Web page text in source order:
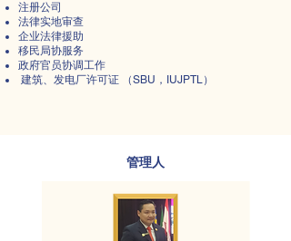
注册公司
法律实地审查
企业法律援助
移民局协服务
政府官员协调工作
建筑、发电厂许可证 （SBU，IUJPTL）
管理人